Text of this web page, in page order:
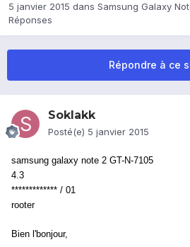
5 janvier 2015 dans Samsung Galaxy
Réponses
Répondre à ce
Soklakk
Posté(e) 5 janvier 2015
samsung galaxy note 2 GT-N-7105
4.3
************* / 01
rooter
Bien l'bonjour,